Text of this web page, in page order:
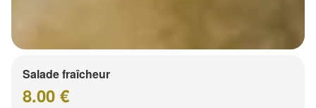
Salade fraîcheur
8.00 €